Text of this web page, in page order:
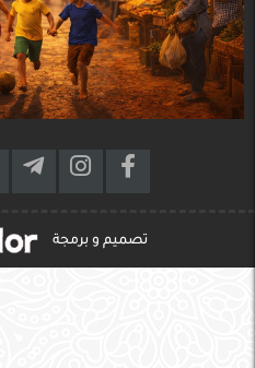
تصميم و برمجة